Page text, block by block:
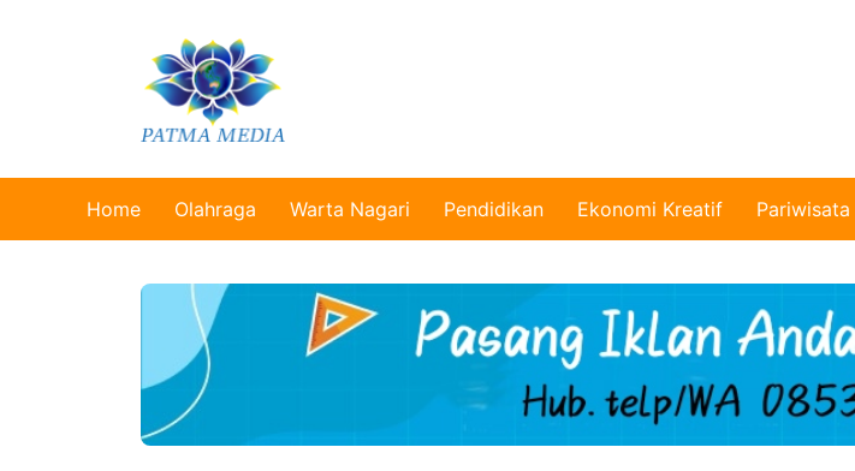
Home Olahraga Warta Nagari Pendidikan Ekonomi Kreatif Pariwisata